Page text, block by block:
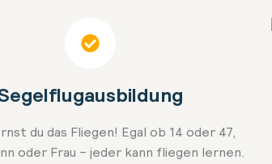
du das Fliegen! Egal ob 14 oder 47,
oder Frau – jeder kann fliegen lernen.